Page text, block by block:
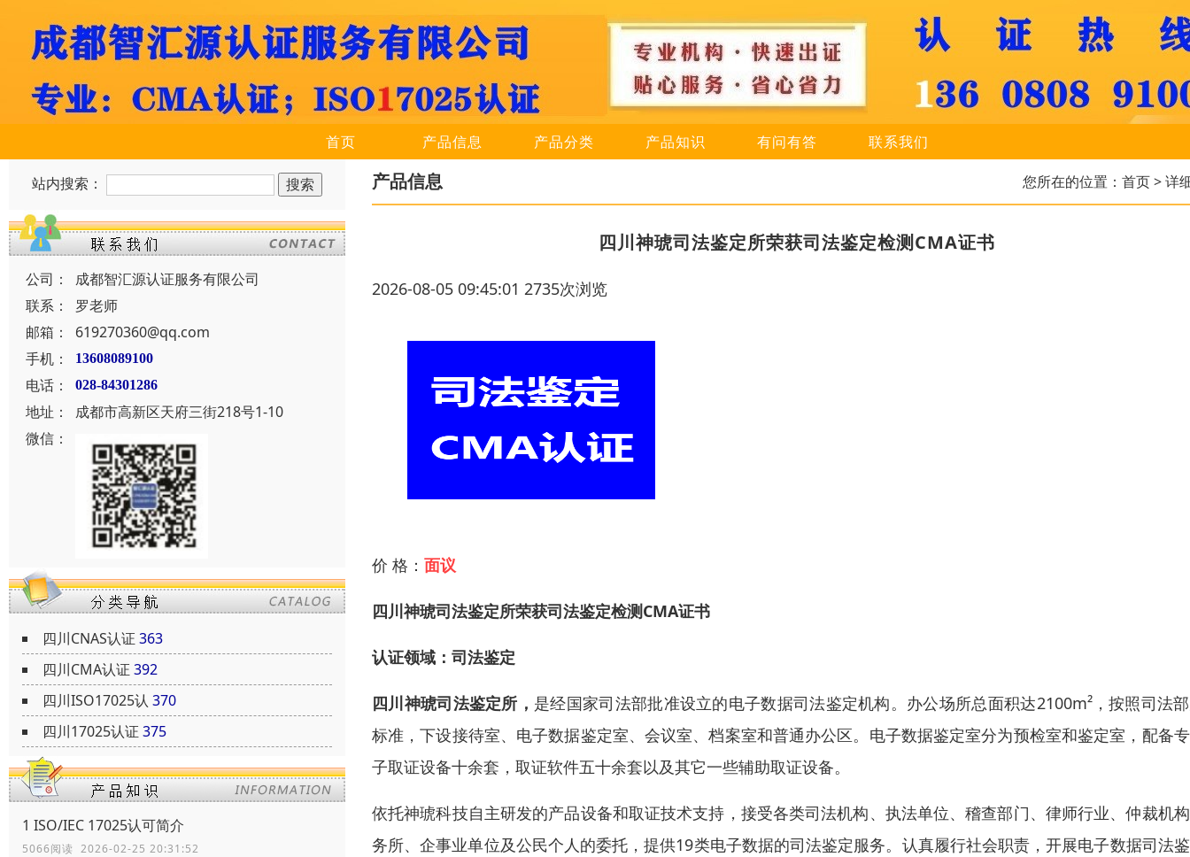
首页 产品信息 产品分类 产品知识 有问有答 联系我们
站内搜索：
公司：
成都智汇源认证服务有限公司
联系：
罗老师
邮箱：
619270360@qq.com
手机：
13608089100
电话： 028-84301286
地址：
成都市高新区天府三街218号1-10
微信：
四川CNAS认证 363
四川CMA认证 392
四川ISO17025认 370
四川17025认证 375
1 ISO/IEC 17025认可简介
5066阅读 2026-02-25 20:31:52
产品信息 您所在的位置： 首页> 详
四川神琥司法鉴定所荣获司法鉴定检测CMA证书
2026-08-05 09:45:01 2735次浏览
价 格： 面议
四川神琥司法鉴定所荣获司法鉴定检测CMA证书
认证领域 ：司法鉴定
四川神琥司法鉴定所， 是经国家司法部批准设立的电子数据司法鉴定机构。办公场所总面积达2100m²，按照司法
标准，下设接待室、电子数据鉴定室、会议室、档案室和普通办公区。电子数据鉴定室分为预检室和鉴定室，配备
子取证设备十余套，取证软件五十余套以及其它一些辅助取证设备。
依托神琥科技自主研发的产品设备和取证技术支持，接受各类司法机构、执法单位、稽查部门、律师行业、仲裁机
务所、企事业单位及公民个人的委托，提供19类电子数据的司法鉴定服务。认真履行社会职责，开展电子数据司法